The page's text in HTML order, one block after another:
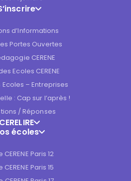
d’Informations
Portes Ouvertes
CERENE
Ecoles CERENE
Ecoles – Entreprises
: Cap sur l’après !
/ Réponses
CERELIRE
écoles
CERENE Paris 12
CERENE Paris 15